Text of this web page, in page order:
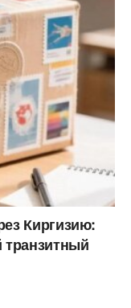
Киргизию:
транзитный